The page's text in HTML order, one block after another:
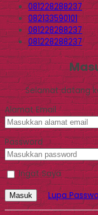
081228288237
082133590101
081228288237
081228288237
Selamat datang
Alamat Email
Password
Ingat Saya
Masuk Lupa